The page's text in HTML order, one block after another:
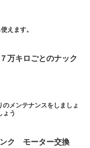
えます。
万キロごとのナック
メンテナンスをしましょ
う
ンク モーター交換